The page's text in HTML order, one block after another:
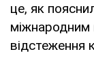
це, як
відстеження